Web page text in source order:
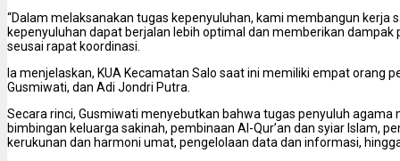
“Dalam melaksanakan tugas kepenyuluhan, kami membangun
kepenyuluhan dapat berjalan lebih optimal dan memberikan dampak
seusai rapat koordinasi.
Ia menjelaskan, KUA Kecamatan Salo saat ini memiliki empat orang
Gusmiwati, dan Adi Jondri Putra.
Secara rinci, Gusmiwati menyebutkan bahwa tugas penyuluh
bimbingan keluarga sakinah, pembinaan Al-Qur’an dan syiar Islam,
kerukunan dan harmoni umat, pengelolaan data dan informasi,